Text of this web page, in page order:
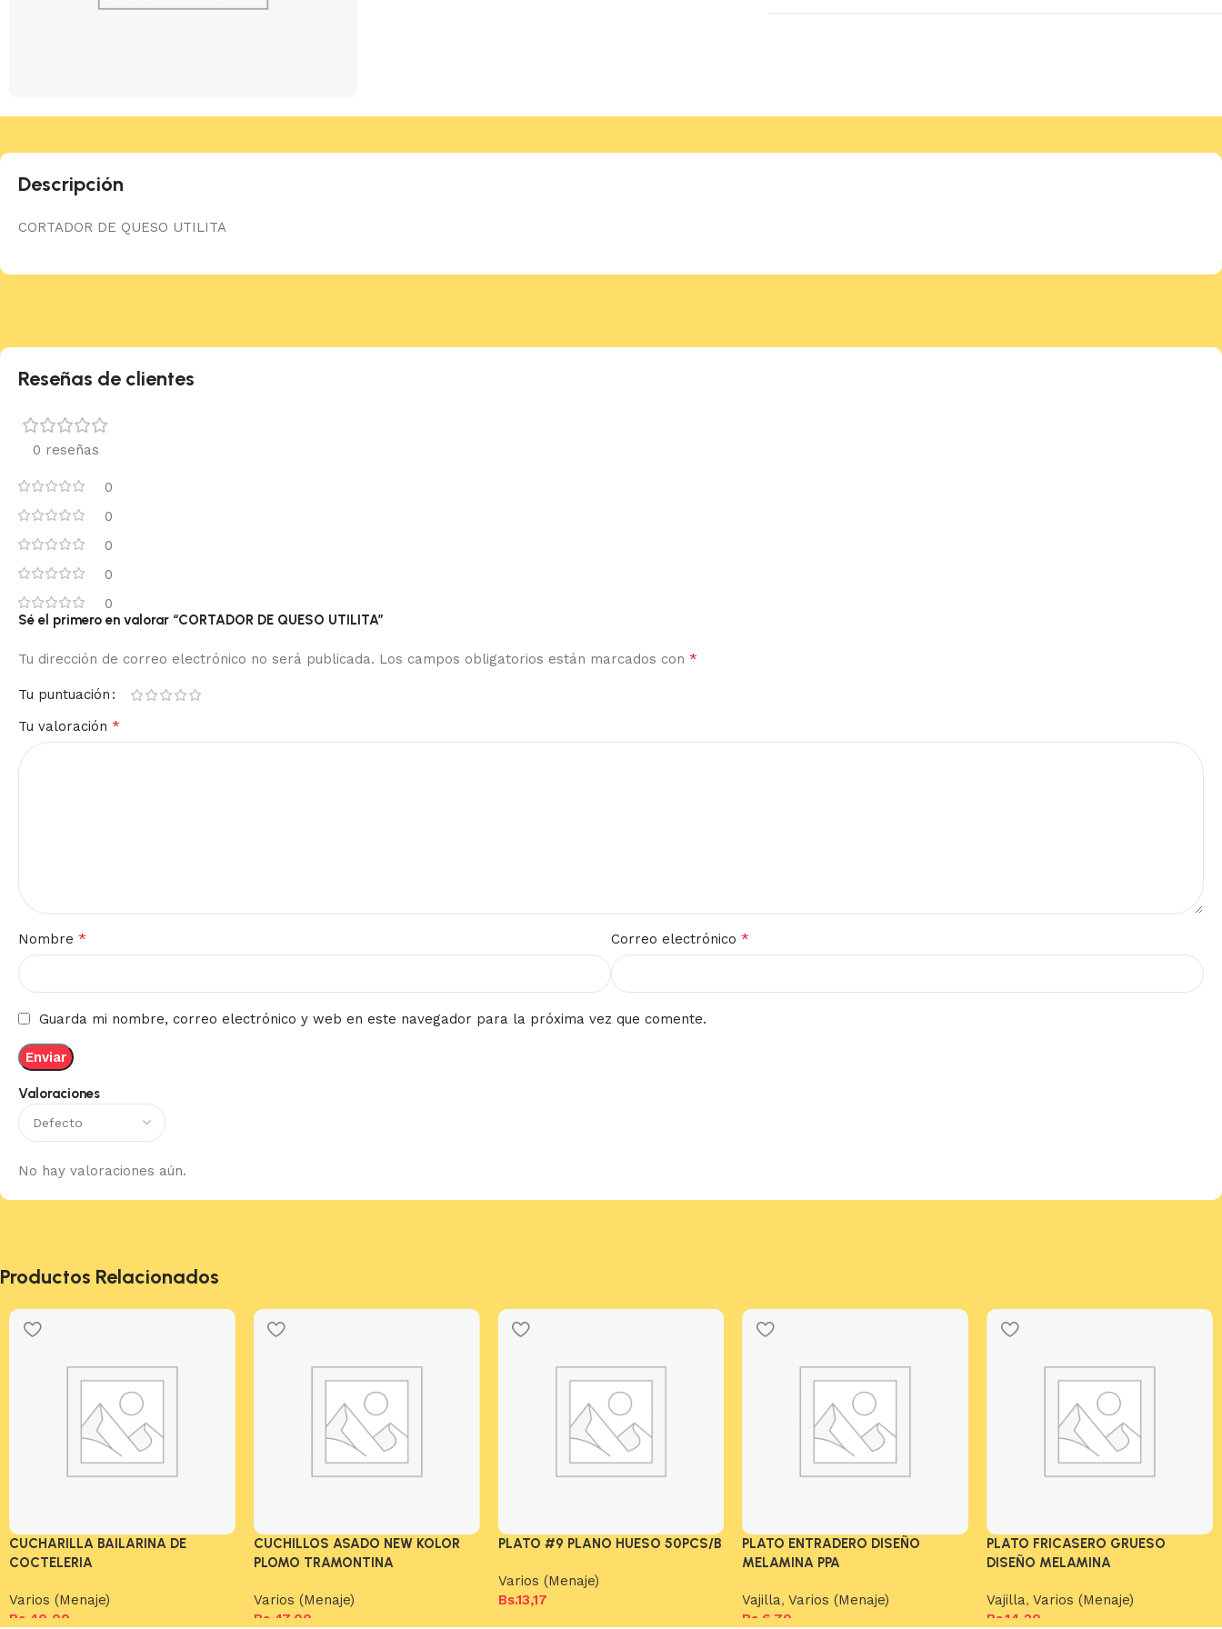
Descripción
CORTADOR DE QUESO UTILITA
Reseñas de clientes
0 reseñas
0
0
0
0
0
Valoraciones
No hay valoraciones aún.
Sé el primero en valorar “CORTADOR DE QUESO UTILITA”
Tu dirección de correo electrónico no será publicada. Los campos obligatorios están marcados con *
Tu puntuación
Tu valoración *
Nombre * Correo electrónico *
Guarda mi nombre, correo electrónico y web en este navegador para la próxima vez que comente.
Productos Relacionados
CUCHARILLA BAILARINA DE
COCTELERIA
Varios (Menaje)
Bs. 40,00
CUCHILLOS ASADO NEW KOLOR
PLOMO TRAMONTINA
Varios (Menaje)
Bs. 47,00
PLATO #9 PLANO HUESO 50PCS/B
Varios (Menaje)
Bs.13,17
PLATO ENTRADERO DISEÑO
MELAMINA PPA
Vajilla,Varios (Menaje)
Bs. 6,70
PLATO FRICASERO GRUESO
DISEÑO MELAMINA
Vajilla,Varios (Menaje)
Bs.14,20